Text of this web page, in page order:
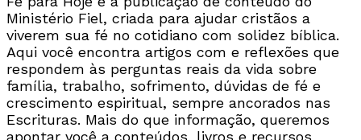
Ministério Fiel, criada para ajudar cristãos a
viverem sua fé no cotidiano com solidez bíblica.
Aqui você encontra artigos com e reflexões que
respondem às perguntas reais da vida sobre
família, trabalho, sofrimento, dúvidas de fé e
crescimento espiritual, sempre ancorados nas
Escrituras. Mais do que informação, queremos
apontar você a conteúdos, livros e recursos